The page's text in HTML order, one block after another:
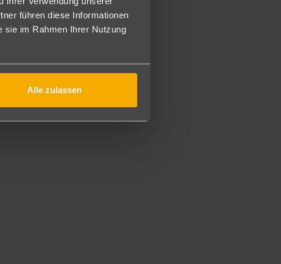
führen diese Informationen
sie im Rahmen Ihrer Nutzung
Alle zulassen